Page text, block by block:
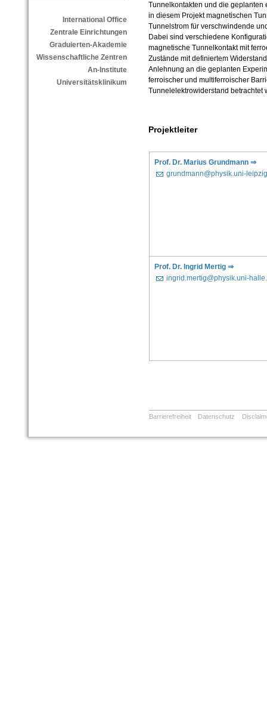
International Office
Zentrale Einrichtungen
Graduierten-Akademie
Wissenschaftliche Zentren
An-Institute
Universitätsklinikum
Tunnelkontakten und die
in diesem Projekt magnetischen
Tunnelstrom für verschwindende
Dabei sind verschiedene
magnetische Tunnelkontakt mit
Zustände mit definiertem
Anlehnung an die geplanten
ferroischer und multiferroischer
Tunnelelektrowiderstand betrachtet
Projektleiter
Prof. Dr. Marius Grundmann ⇒
grundmann@physik.uni-
Prof. Dr. Ingrid Mertig ⇒
ingrid.mertig@physik.uni-
Barrierefreiheit Datenschutz